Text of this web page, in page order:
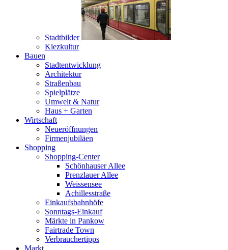
Stadtbilder
Kiezkultur
Bauen
Stadtentwicklung
Architektur
Straßenbau
Spielplätze
Umwelt & Natur
Haus + Garten
Wirtschaft
Neueröffnungen
Firmenjubiläen
Shopping
Shopping-Center
Schönhauser Allee
Prenzlauer Allee
Weissensee
Achillesstraße
Einkaufsbahnhöfe
Sonntags-Einkauf
Märkte in Pankow
Fairtrade Town
Verbrauchertipps